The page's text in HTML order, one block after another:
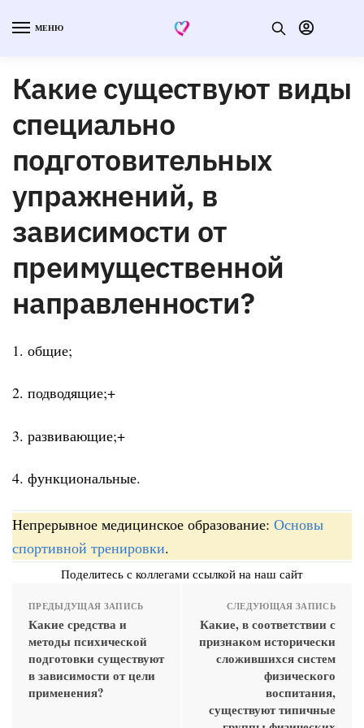
МЕНЮ
Какие существуют виды
специально
подготовительных
упражнений, в
зависимости от
преимущественной
направленности?
1. общие;
2. подводящие;+
3. развивающие;+
4. функциональные.
Непрерывное медицинское образование: Основы
спортивной тренировки.
Поделитесь с коллегами ссылкой на наш сайт
ПРЕДЫДУЩАЯ ЗАПИСЬ
Какие средства и
методы психической
подготовки существуют
в зависимости от цели
применения?
СЛЕДУЮЩАЯ ЗАПИСЬ
Какие, в соответствии с
признаком исторически
сложившихся систем
физического
воспитания,
существуют типичные